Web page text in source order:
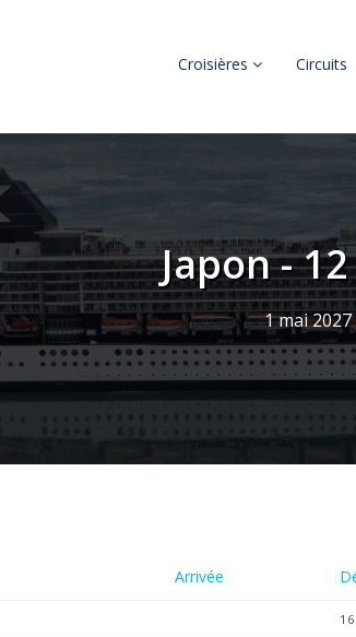
Croisières Circuits
Japon -
1 mai 2027
Arrivée